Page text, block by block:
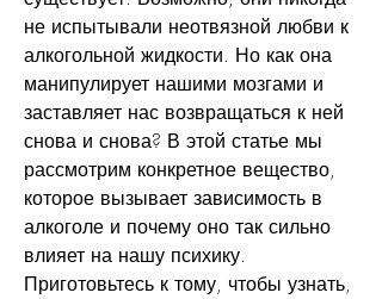
не испытывали неотвязной любви к
алкогольной жидкости. Но как она
манипулирует нашими мозгами и
заставляет нас возвращаться к ней
снова и снова? В этой статье мы
рассмотрим конкретное вещество,
которое вызывает зависимость в
алкоголе и почему оно так сильно
влияет на нашу психику.
Приготовьтесь к тому, чтобы узнать,